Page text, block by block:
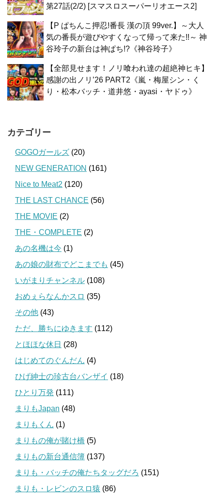
第27話(2/2) [スマスロスーパーリオエース2]
【P ぱちんこ押忍!番長 漢の頂 99ver.】～大人
気の番長が遊びやすくなって帰って来た!!～ 神
谷玲子の新台は神ぱち!?《神谷玲子》
【全部見せます！ノリ喰われ達の超絶神ヒキ】
感謝の出ノリ’26 PART2《嵐・梅屋シン・く
り・松本バッチ・道井悠・ayasi・ヤドゥ》
カテゴリー
GOGOガールズ (20)
NEW GENERATION (161)
Nice to Meat2 (120)
THE LAST CHANCE (56)
THE MOVIE (2)
THE・COMPLETE (2)
あの名機は今 (1)
あの娘の財布でどこまでも (45)
いがまりチャンネル (108)
おめぇらなんかスロ (35)
その他 (43)
ただ、勝ちにゆきます (112)
とほほな休日 (28)
はじめてのぐんだん (4)
ひげ紳士の珍古台バンザイ (18)
ひとり万発 (111)
まりもJapan (48)
まりもくん (1)
まりもの俺が賭け橋 (5)
まりもの新台通信簿 (137)
まりも・バッチの俺たちタッグだろ (151)
まりも・レビンのスロ猿 (86)